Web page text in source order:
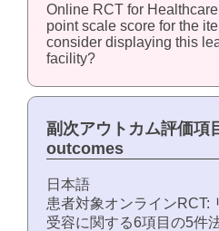
Online RCT for
point scale score for the
consider displaying this
facility?
副次アウトカム評価
outcomes
日本語
患者対象オンラインRCT:
受容に関する6項目の5件